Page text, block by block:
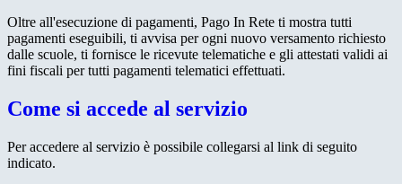
Oltre all'esecuzione di pagamenti, Pago In Rete ti mostra tutti
pagamenti eseguibili, ti avvisa per ogni nuovo versamento richiesto
dalle scuole, ti fornisce le ricevute telematiche e gli attestati validi ai
fini fiscali per tutti pagamenti telematici effettuati.
Come si accede al servizio
Per accedere al servizio è possibile collegarsi al link di seguito
indicato.